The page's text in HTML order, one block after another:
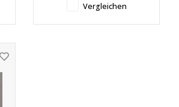
Vergleichen